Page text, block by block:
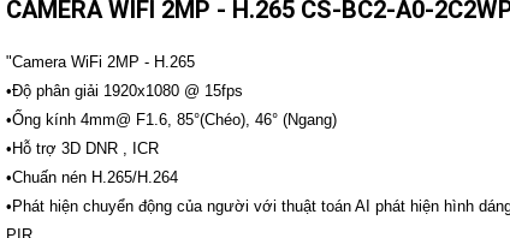
ĐỘNG
Camera
Hikvision
Camera
THIẾT
BỊ
CAMERA WIFI 2MP - H.265 CS-BC2-A0-
"Camera WiFi 2MP - H.265
•Độ phân giải 1920x1080 @ 15fps
•Ống kính 4mm@ F1.6, 85°(Chéo), 46° (Ngang)
•Hỗ trợ 3D DNR , ICR
•Chuấn nén H.265/H.264
•Phát hiện chuyển động của người với thuật toán AI phát hiện hình